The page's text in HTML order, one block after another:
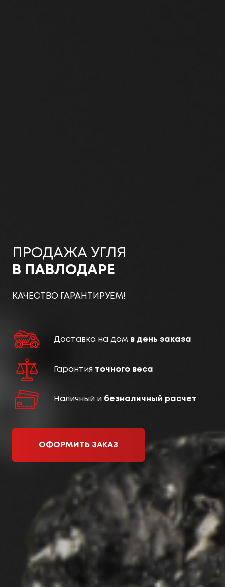
ПРОДАЖА УГЛЯ
В ПАВЛОДАРЕ
КАЧЕСТВО ГАРАНТИРУЕМ!
Доставка на дом в день заказа
Гарантия точного веса
Наличный и безналичный расчет
ОФОРМИТЬ ЗАКАЗ